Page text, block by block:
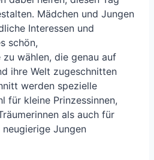
Mädchen und Jungen
Interessen und
schön,
wählen, die genau auf
ihre Welt zugeschnitten
werden spezielle
für kleine Prinzessinnen,
als auch für
Jungen